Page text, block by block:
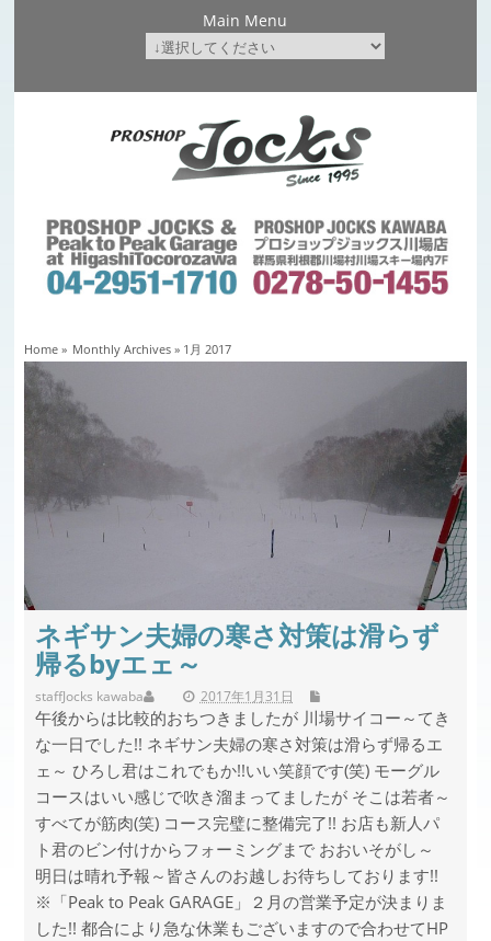
Main Menu
Home» Monthly Archives » 1月 2017
ネギサン夫婦の寒さ対策は滑らず
帰るbyエェ～
staff 2017年1月31日
Jocks kawaba
午後からは比較的おちつきましたが 川場サイコー～てき
な一日でした!! ネギサン夫婦の寒さ対策は滑らず帰るエ
ェ～ ひろし君はこれでもか!!いい笑顔です(笑) モーグル
コースはいい感じで吹き溜まってましたが そこは若者～
すべてが筋肉(笑) コース完璧に整備完了!! お店も新人パ
ト君のビン付けからフォーミングまで おおいそがし～
明日は晴れ予報～皆さんのお越しお待ちしております!!
※「Peak to Peak GARAGE」２月の営業予定が決まりま
した!! 都合により急な休業もございますので合わせてHP